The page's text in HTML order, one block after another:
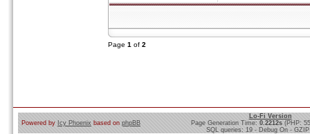
Page 1 of 2
Powered by Icy Phoenix based on phpBB
Lo-Fi Version
Page Generation Time: 0.2212s (PHP:
SQL queries: 19 - Debug On -